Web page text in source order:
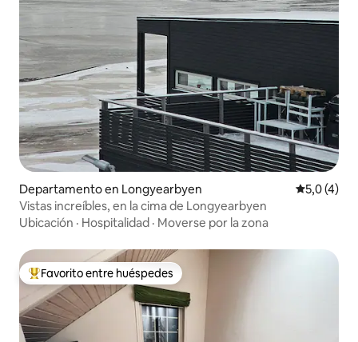
Departamento en Longyearbyen
5,0 (4)
Vistas increíbles, en la cima de Longyearbyen
Ubicación · Hospitalidad · Moverse por la zona
Favorito entre los huéspedes más destacados
Favorito entre huéspedes